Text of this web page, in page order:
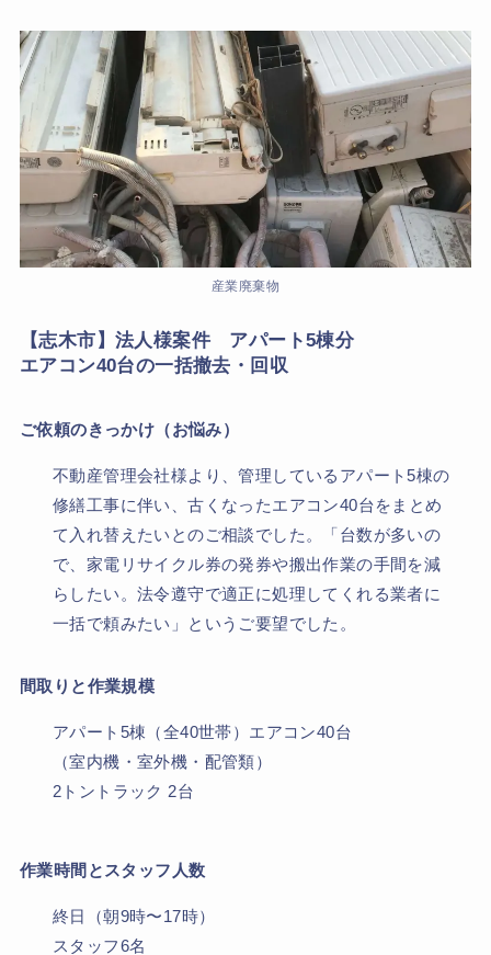
産業廃棄物
【志木市】法人様案件 アパート5棟分
エアコン40台の一括撤去・回収
ご依頼のきっかけ（お悩み）
不動産管理会社様より、管理しているアパート5棟の
修繕工事に伴い、古くなったエアコン40台をまとめ
て入れ替えたいとのご相談でした。「台数が多いの
で、家電リサイクル券の発券や搬出作業の手間を減
らしたい。法令遵守で適正に処理してくれる業者に
一括で頼みたい」というご要望でした。
間取りと作業規模
アパート5棟（全40世帯）エアコン40台
（室内機・室外機・配管類）
2トントラック 2台
作業時間とスタッフ人数
終日（朝9時〜17時）
スタッフ6名